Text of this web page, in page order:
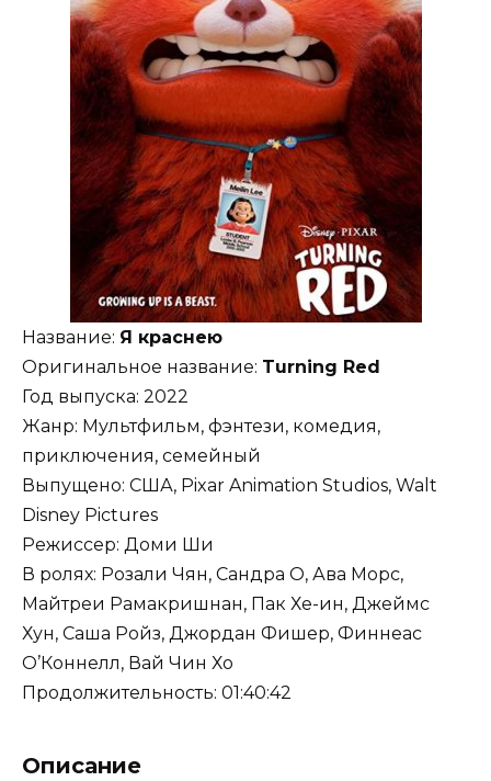
Название: Я краснею
Оригинальное название: Turning Red
Год выпуска: 2022
Жанр: Мультфильм, фэнтези, комедия,
приключения, семейный
Выпущено: США, Pixar Animation Studios, Walt
Disney Pictures
Режиссер: Доми Ши
В ролях: Розали Чян, Сандра О, Ава Морс,
Майтреи Рамакришнан, Пак Хе-ин, Джеймс
Хун, Саша Ройз, Джордан Фишер, Финнеас
О’Коннелл, Вай Чин Хо
Продолжительность: 01:40:42
Описание